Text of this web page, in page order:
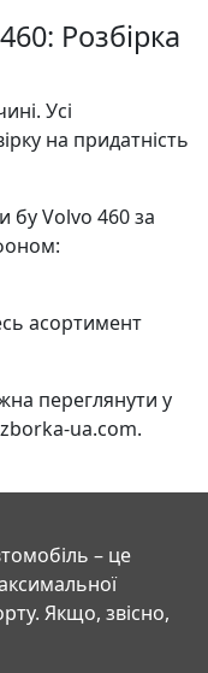
Розбірка
Усі
на придатність
бу Volvo 460 за
асортимент
переглянути у
ua.com.
– це
Якщо, звісно,